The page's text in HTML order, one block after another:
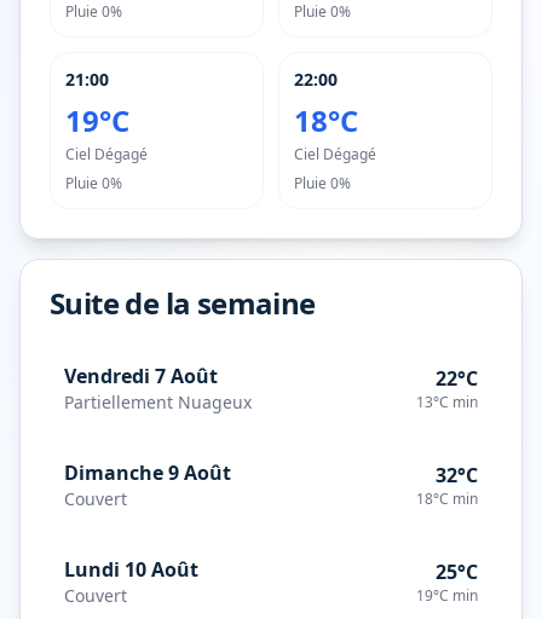
Pluie 0%
Pluie 0%
21:00
19°C
Ciel Dégagé
Pluie 0%
22:00
18°C
Ciel Dégagé
Pluie 0%
Suite de la semaine
Vendredi 7 Août
Partiellement Nuageux
22°C
13°C min
Dimanche 9 Août
Couvert
32°C
18°C min
Lundi 10 Août
Couvert
25°C
19°C min